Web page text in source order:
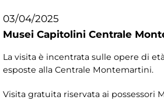
03/04/2025
Musei Capitolini Centrale
La visita è incentrata sulle opere di
esposte alla Centrale Montemartini.
Visita gratuita riservata ai possessori